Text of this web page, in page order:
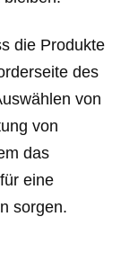
die Produkte
des
von
von
das
eine
sorgen.